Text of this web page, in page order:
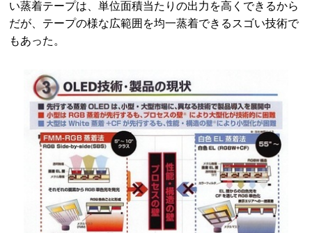
い蒸着テープは、単位面積当たりの出力を高くできるから
だが、テープの様な広範囲を均一蒸着できるスゴい技術で
もあった。